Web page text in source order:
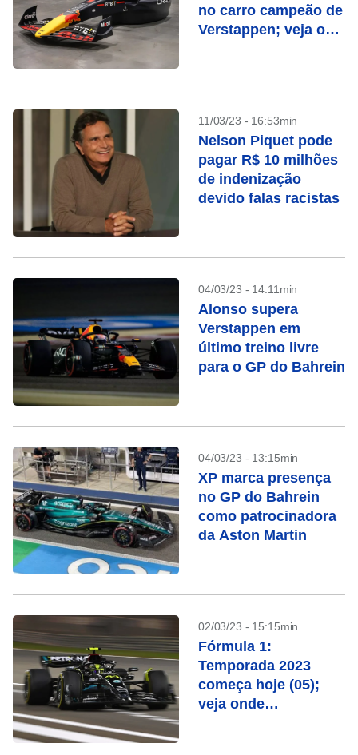
no carro campeão de
Verstappen; veja o
11/03/23 - 16:53min
Nelson Piquet pode
pagar R$ 10 milhões
de indenização
devido falas racistas
04/03/23 - 14:11min
Alonso supera
Verstappen em
último treino livre
para o GP do Bahrein
04/03/23 - 13:15min
XP marca presença
no GP do Bahrein
como patrocinadora
da Aston Martin
02/03/23 - 15:15min
Fórmula 1:
Temporada 2023
começa hoje (05);
veja onde